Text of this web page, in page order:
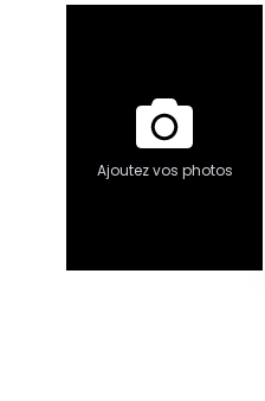
Ajoutez vos photos